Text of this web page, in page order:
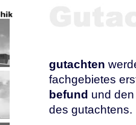
gutachten
fachgebietes
befund und
des gutachtens.